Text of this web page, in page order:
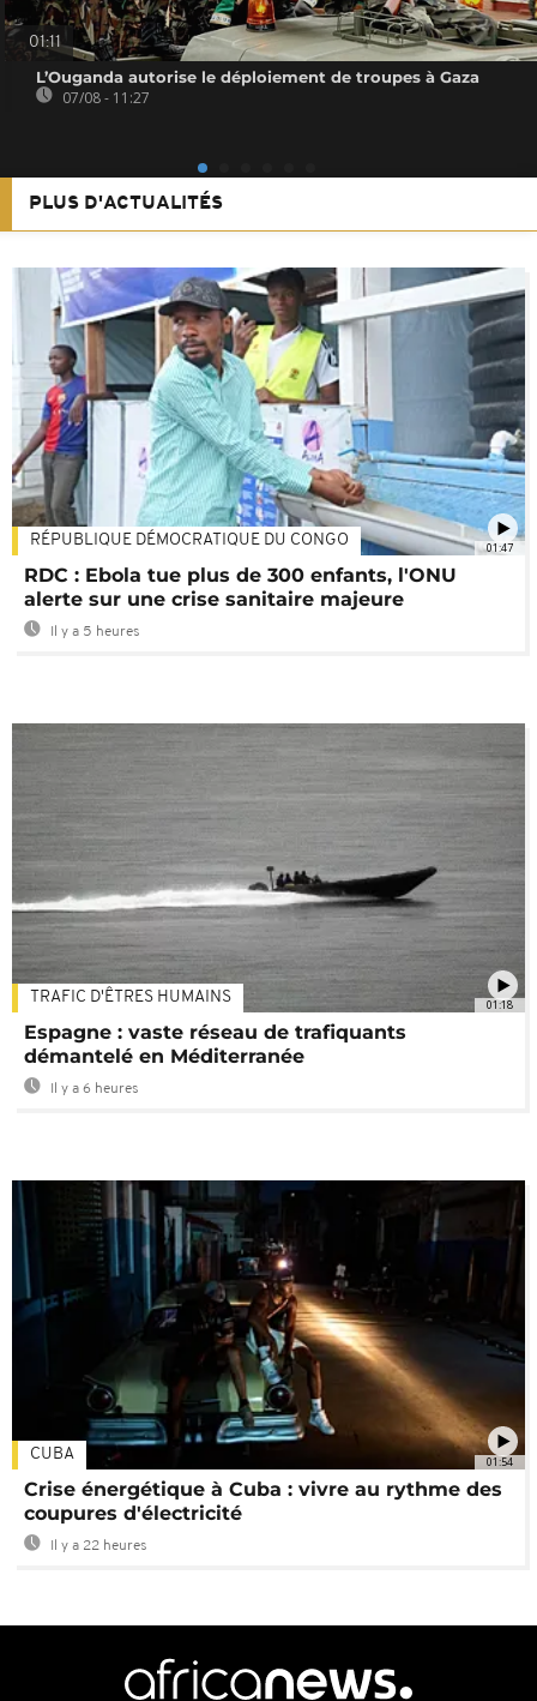
01:11
L’Ouganda autorise le déploiement de troupes à Gaza
07/08 - 11:27
PLUS D'ACTUALITÉS
01:47
RÉPUBLIQUE DÉMOCRATIQUE DU CONGO
RDC : Ebola tue plus de 300 enfants, l'ONU
alerte sur une crise sanitaire majeure
Il y a 5 heures
01:18
TRAFIC D'ÊTRES HUMAINS
Espagne : vaste réseau de trafiquants
démantelé en Méditerranée
Il y a 6 heures
01:54
CUBA
Crise énergétique à Cuba : vivre au rythme des
coupures d'électricité
Il y a 22 heures